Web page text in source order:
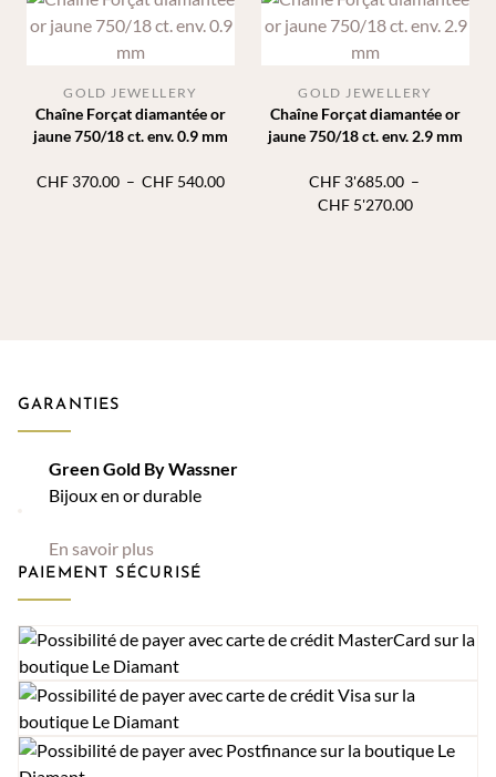
CHF 1'620.00
CHF
Chaîne Forçat diamantée or
jaune 750/18 ct. env. 0.9 mm
GOLD JEWELLERY
CHF 370.00 – CHF 540.00Plage
Chaîne Forçat diamantée or
jaune 750/18 ct. env. 2.9 mm
GOLD JEWELLERY
CHF3'685.00 –
CHF 5'270.00Plage
GARANTIES
Green Gold By Wassner
Bijoux en or durable
En savoir plus
PAIEMENT SÉCURISÉ